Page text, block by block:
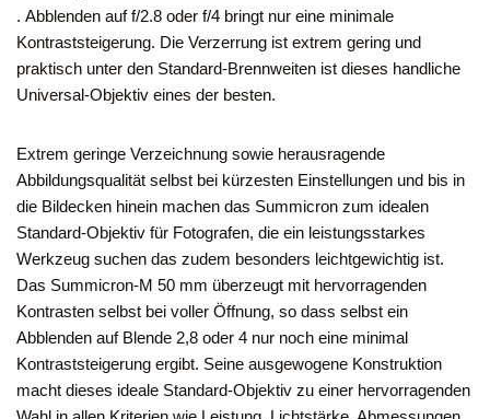
. Abblenden auf f/2.8 oder f/4 bringt nur eine minimale
Kontraststeigerung. Die Verzerrung ist extrem gering und
praktisch unter den Standard-Brennweiten ist dieses handliche
Universal-Objektiv eines der besten.
Extrem geringe Verzeichnung sowie herausragende
Abbildungsqualität selbst bei kürzesten Einstellungen und bis in
die Bildecken hinein machen das Summicron zum idealen
Standard-Objektiv für Fotografen, die ein leistungsstarkes
Werkzeug suchen das zudem besonders leichtgewichtig ist.
Das Summicron-M 50 mm überzeugt mit hervorragenden
Kontrasten selbst bei voller Öffnung, so dass selbst ein
Abblenden auf Blende 2,8 oder 4 nur noch eine minimal
Kontraststeigerung ergibt. Seine ausgewogene Konstruktion
macht dieses ideale Standard-Objektiv zu einer hervorragenden